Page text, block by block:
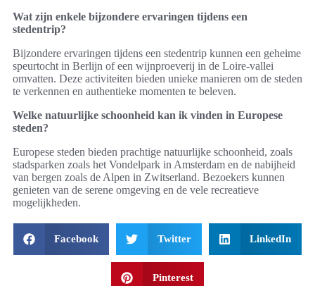
Wat zijn enkele bijzondere ervaringen tijdens een
stedentrip?
Bijzondere ervaringen tijdens een stedentrip kunnen een geheime
speurtocht in Berlijn of een wijnproeverij in de Loire-vallei
omvatten. Deze activiteiten bieden unieke manieren om de steden
te verkennen en authentieke momenten te beleven.
Welke natuurlijke schoonheid kan ik vinden in Europese
steden?
Europese steden bieden prachtige natuurlijke schoonheid, zoals
stadsparken zoals het Vondelpark in Amsterdam en de nabijheid
van bergen zoals de Alpen in Zwitserland. Bezoekers kunnen
genieten van de serene omgeving en de vele recreatieve
mogelijkheden.
Facebook Twitter LinkedIn
Pinterest